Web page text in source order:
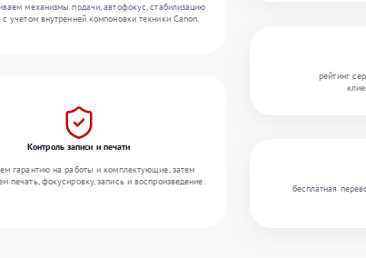
механизмы подачи, автофокус, стабилизацию
учетом внутренней компоновки техники Canon.
Контроль записи и печати
гарантию на работы и комплектующие, затем
печать, фокусировку, запись и воспроизведение.
рейтинг
бесплатная